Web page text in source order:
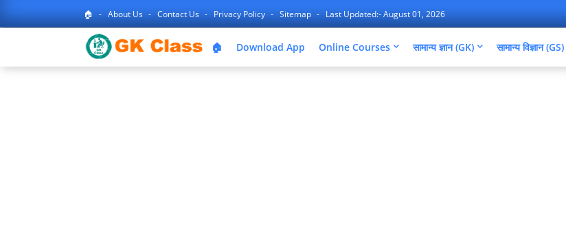
🏠 About Us Contact Us Privacy Policy Sitemap Last Updated:- August 01, 2026
🏠 Download App Online Courses सामान्य ज्ञान (GK) सामान्य विज्ञान (GS)